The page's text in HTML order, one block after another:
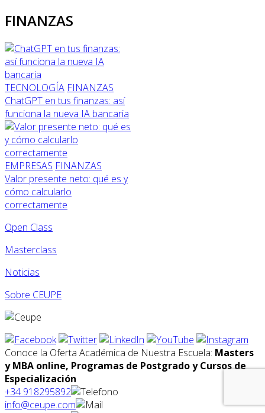
FINANZAS
TECNOLOGÍA FINANZAS
ChatGPT en tus finanzas: así
funciona la nueva IA bancaria
EMPRESAS FINANZAS
Valor presente neto: qué es y
cómo calcularlo
correctamente
Open Class
Masterclass
Noticias
Sobre CEUPE
Conoce la Oferta Académica de Nuestra Escuela: Masters
y MBA online, Programas de Postgrado y Cursos de
Especialización
+34 918295892
info@ceupe.com